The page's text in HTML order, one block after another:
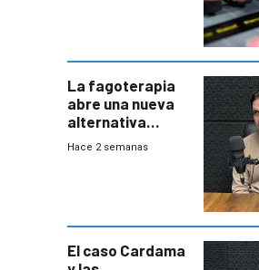
La fagoterapia
abre una nueva
alternativa
contra bacterias
innovadora
Hace 2 semanas
El caso Cardama